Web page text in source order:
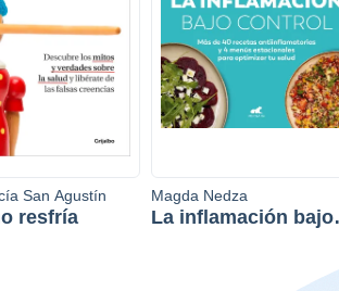
San Agustín
resfría
Magda Nedza
La inflamación bajo